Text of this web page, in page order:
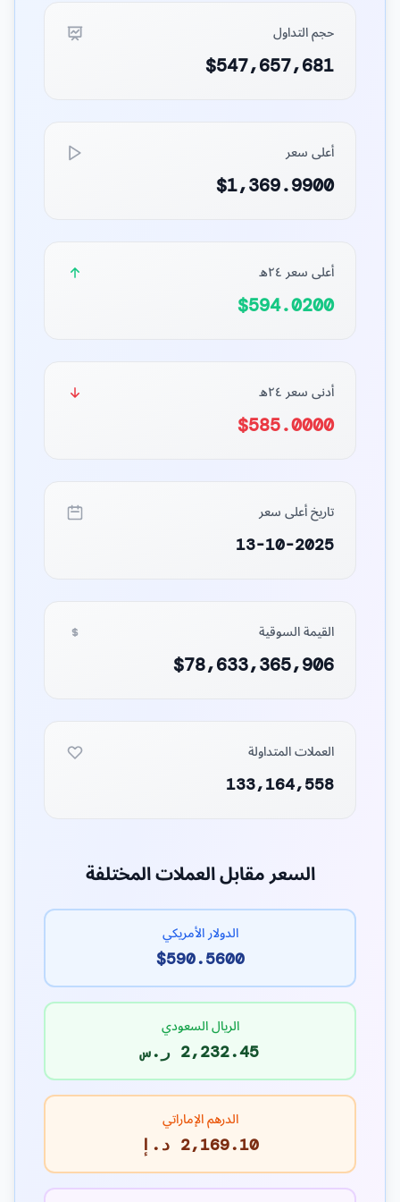
حجم التداول
$547,657,681
أعلى سعر
$1,369.9900
أعلى سعر ٢٤ه
$594.0200
أدنى سعر ٢٤ه
$585.0000
تاريخ أعلى سعر
13-10-2025
القيمة السوقية
$78,633,365,906
العملات المتداولة
133,164,558
السعر مقابل العملات المختلفة
الدولار الأمريكي
$590.5600
الريال السعودي
2,232.45 ر.س
الدرهم الإماراتي
2,169.10 د.إ